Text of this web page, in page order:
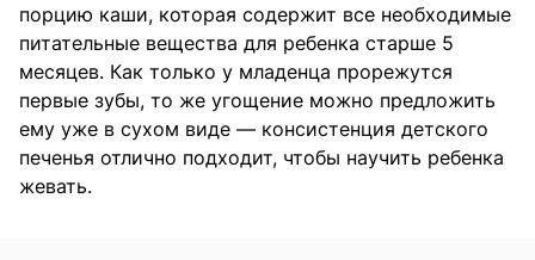
порцию каши, которая содержит все необходимые
питательные вещества для ребенка старше 5
месяцев. Как только у младенца прорежутся
первые зубы, то же угощение можно предложить
ему уже в сухом виде — консистенция детского
печенья отлично подходит, чтобы научить ребенка
жевать.